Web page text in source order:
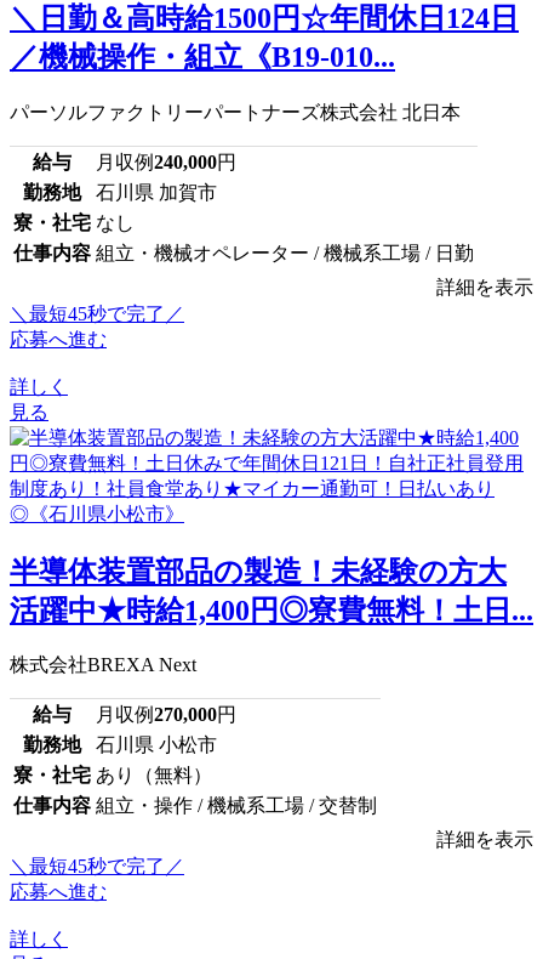
＼日勤＆高時給1500円☆年間休日124日
／機械操作・組立《B19-010...
パーソルファクトリーパートナーズ株式会社 北日本
給与 月収例240,000円
勤務地
石川県 加賀市
寮・社宅 なし
仕事内容 組立・機械オペレーター / 機械系工場 / 日勤
詳細を表示
＼最短45秒で完了／
応募へ進む
詳しく
見る
半導体装置部品の製造！未経験の方大
活躍中★時給1,400円◎寮費無料！土日...
株式会社BREXA Next
給与 月収例270,000円
勤務地
石川県 小松市
寮・社宅 あり（無料）
仕事内容 組立・操作 / 機械系工場 / 交替制
詳細を表示
＼最短45秒で完了／
応募へ進む
詳しく